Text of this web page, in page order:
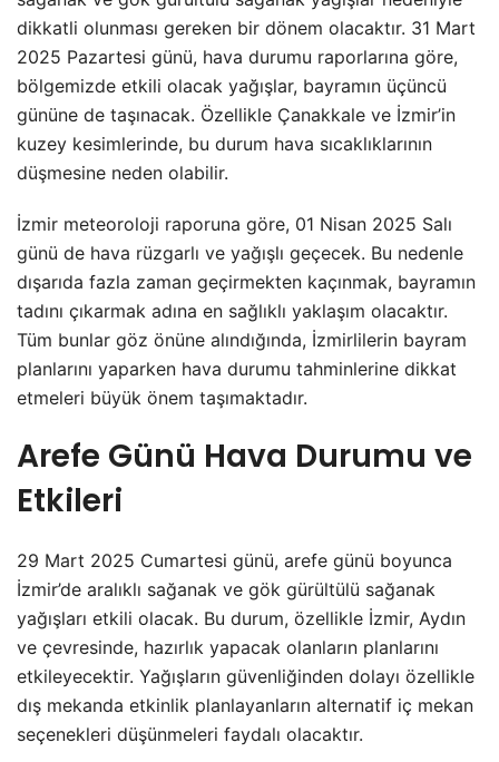
dikkatli olunması gereken bir dönem olacaktır. 31 Mart
2025 Pazartesi günü, hava durumu raporlarına göre,
bölgemizde etkili olacak yağışlar, bayramın üçüncü
gününe de taşınacak. Özellikle Çanakkale ve İzmir’in
kuzey kesimlerinde, bu durum hava sıcaklıklarının
düşmesine neden olabilir.
İzmir meteoroloji raporuna göre, 01 Nisan 2025 Salı
günü de hava rüzgarlı ve yağışlı geçecek. Bu nedenle
dışarıda fazla zaman geçirmekten kaçınmak, bayramın
tadını çıkarmak adına en sağlıklı yaklaşım olacaktır.
Tüm bunlar göz önüne alındığında, İzmirlilerin bayram
planlarını yaparken hava durumu tahminlerine dikkat
etmeleri büyük önem taşımaktadır.
Arefe Günü Hava Durumu ve
Etkileri
29 Mart 2025 Cumartesi günü, arefe günü boyunca
İzmir’de aralıklı sağanak ve gök gürültülü sağanak
yağışları etkili olacak. Bu durum, özellikle İzmir, Aydın
ve çevresinde, hazırlık yapacak olanların planlarını
etkileyecektir. Yağışların güvenliğinden dolayı özellikle
dış mekanda etkinlik planlayanların alternatif iç mekan
seçenekleri düşünmeleri faydalı olacaktır.